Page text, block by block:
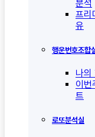
분석
프리
유
행운번호조합
나의
이번
트
로또분석실